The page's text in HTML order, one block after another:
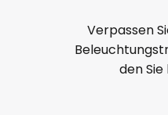
Verpassen
den